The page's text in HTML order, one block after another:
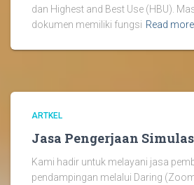
dan Highest and Best Use (HBU).
dokumen memiliki fungsi Read more
ARTKEL
Jasa Pengerjaan
Kami hadir untuk melayani jasa
pendampingan melalui Daring